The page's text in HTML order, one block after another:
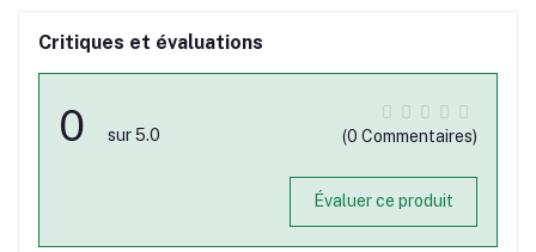
Critiques et évaluations
0 sur 5.0 (0 Commentaires)
Évaluer ce produit